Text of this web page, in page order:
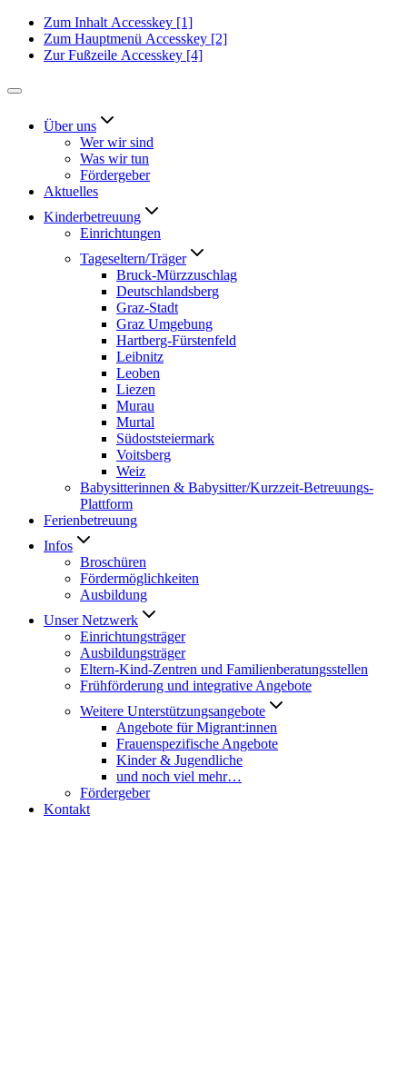
Zum Inhalt Accesskey [1]
Zum Hauptmenü Accesskey [2]
Zur Fußzeile Accesskey [4]
Über uns
Wer wir sind
Was wir tun
Fördergeber
Aktuelles
Kinderbetreuung
Einrichtungen
Tageseltern/Träger
Bruck-Mürzzuschlag
Deutschlandsberg
Graz-Stadt
Graz Umgebung
Hartberg-Fürstenfeld
Leibnitz
Leoben
Liezen
Murau
Murtal
Südoststeiermark
Voitsberg
Weiz
Babysitterinnen & Babysitter/Kurzzeit-Betreuungs-
Plattform
Ferienbetreuung
Infos
Broschüren
Fördermöglichkeiten
Ausbildung
Unser Netzwerk
Einrichtungsträger
Ausbildungsträger
Eltern-Kind-Zentren und Familienberatungsstellen
Frühförderung und integrative Angebote
Weitere Unterstützungsangebote
Angebote für Migrant:innen
Frauenspezifische Angebote
Kinder & Jugendliche
und noch viel mehr…
Fördergeber
Kontakt